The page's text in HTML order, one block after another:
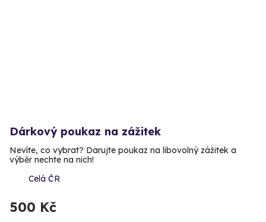
Dárkový poukaz na zážitek
Nevíte, co vybrat? Darujte poukaz na libovolný zážitek a
výběr nechte na nich!
Celá ČR
500 Kč